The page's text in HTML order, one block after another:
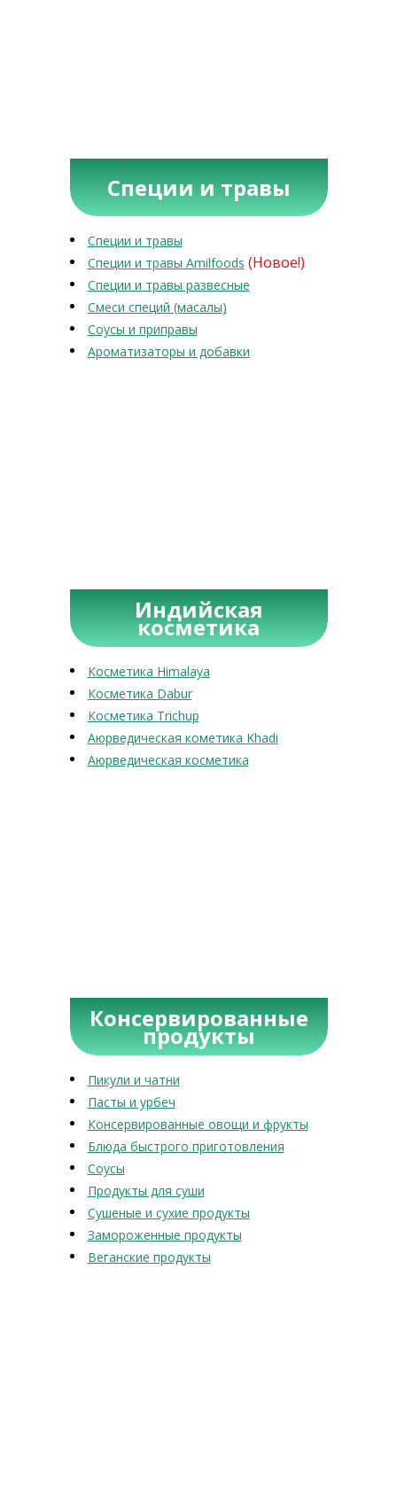
Специи и травы
Специи и травы
Специи и травы Amilfoods (Новое!)
Специи и травы развесные
Смеси специй (масалы)
Соусы и приправы
Ароматизаторы и добавки
Индийская
косметика
Косметика Himalaya
Косметика Dabur
Косметика Trichup
Аюрведическая кометика Khadi
Аюрведическая косметика
Консервированные
продукты
Пикули и чатни
Пасты и урбеч
Консервированные овощи и фрукты
Блюда быстрого приготовления
Соусы
Продукты для суши
Сушеные и сухие продукты
Замороженные продукты
Веганские продукты